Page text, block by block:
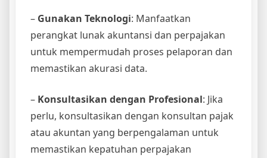
– Gunakan Teknologi: Manfaatkan
perangkat lunak akuntansi dan perpajakan
untuk mempermudah proses pelaporan dan
memastikan akurasi data.
– Konsultasikan dengan Profesional: Jika
perlu, konsultasikan dengan konsultan pajak
atau akuntan yang berpengalaman untuk
memastikan kepatuhan perpajakan